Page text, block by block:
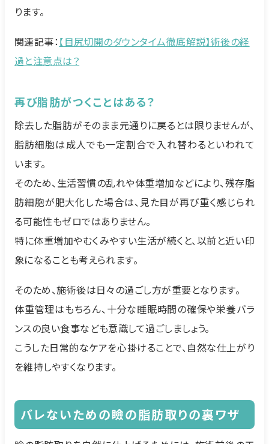
ります。
関連記事：【目尻切開のダウンタイム徹底解説】術後の経
過と注意点は？
再び脂肪がつくことはある？
除去した脂肪がそのまま元通りに戻るとは限りませんが、
脂肪細胞は成人でも一定割合で入れ替わるといわれて
います。
そのため、生活習慣の乱れや体重増加などにより、残存脂
肪細胞が肥大化した場合は、見た目が再び重く感じられ
る可能性もゼロではありません。
特に体重増加やむくみやすい生活が続くと、以前と近い印
象になることも考えられます。
そのため、施術後は日々の過ごし方が重要となります。
体重管理はもちろん、十分な睡眠時間の確保や栄養バラ
ンスの良い食事なども意識して過ごしましょう。
こうした日常的なケアを心掛けることで、自然な仕上がり
を維持しやすくなります。
バレないための瞼の脂肪取りの裏ワザ